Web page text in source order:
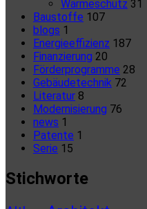
Wärmeschutz 31
Baustoffe 107
blogs 1
Energieeffizienz 187
Finanzierung 20
Förderprogramme 28
Gebäudetechnik 72
Literatur 8
Modernisierung 76
news 1
Patente 1
Serie 15
Stichworte